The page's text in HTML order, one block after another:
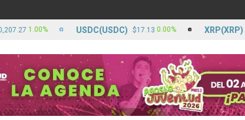
1.00% USDC(USDC) $17.13 0.00% XRP(XRP) $17.77